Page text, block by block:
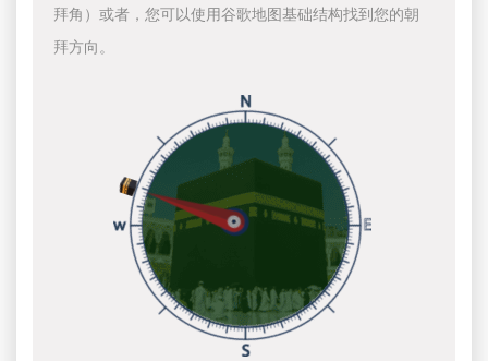
拜角）或者，您可以使用谷歌地图基础结构找到您的朝
拜方向。